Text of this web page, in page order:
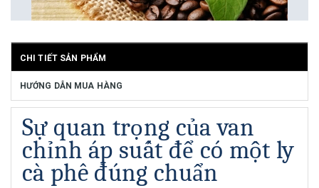
CHI TIẾT SẢN PHẨM
HƯỚNG DẪN MUA HÀNG
Sự quan trọng của van
chỉnh áp suất để có một ly
cà phê đúng chuẩn